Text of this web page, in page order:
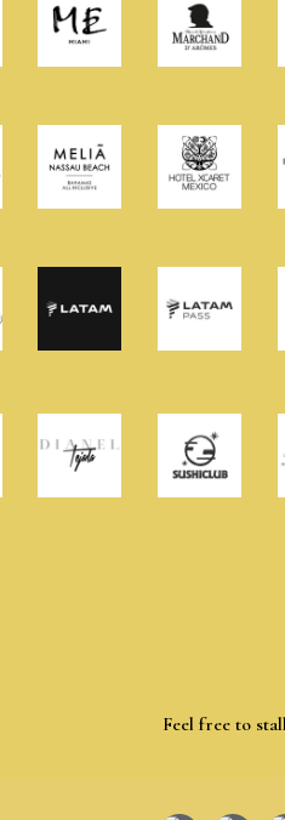
Feel free to